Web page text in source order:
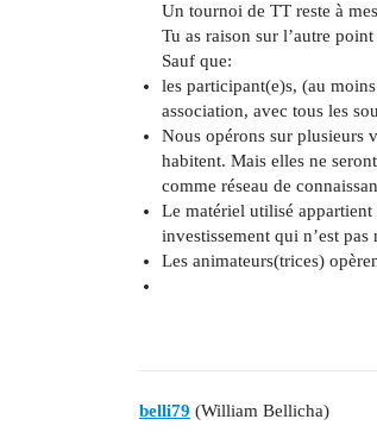
Un tournoi de TT reste à
Tu as raison sur l’autre
Sauf que:
les participant(e)s, (au
association, avec tous les
Nous opérons sur plusieurs
habitent. Mais elles ne
comme réseau de
Le matériel utilisé
investissement qui n’est pas
Les animateurs(trices)
belli79 (William Bellicha)